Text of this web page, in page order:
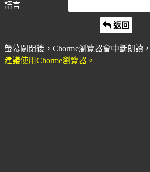
語言
返回
螢幕關閉後，Chorme瀏覽器會中斷朗讀，
建議使用Chorme瀏覽器。